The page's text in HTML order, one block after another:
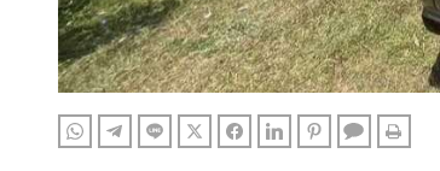
WHATSAPPTELEGRAM
LINE TWITTERFACEBOOKLINKEDINPINTERESTCOMMENTS